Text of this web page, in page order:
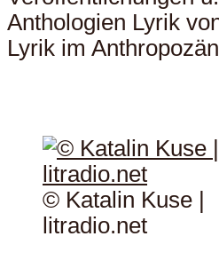
Anthologien Lyrik
Lyrik im
© Katalin Kuse |
litradio.net